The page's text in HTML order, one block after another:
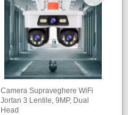
Camera Supraveghere WiFi
Jortan 3 Lentile, 9MP, Dual
Head